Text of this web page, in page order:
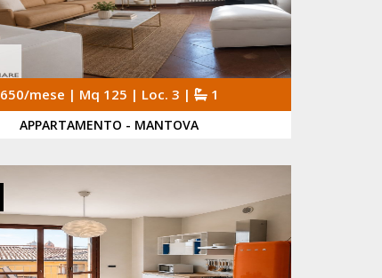
650/mese | Mq 125 | Loc. 3 | 1
APPARTAMENTO - MANTOVA